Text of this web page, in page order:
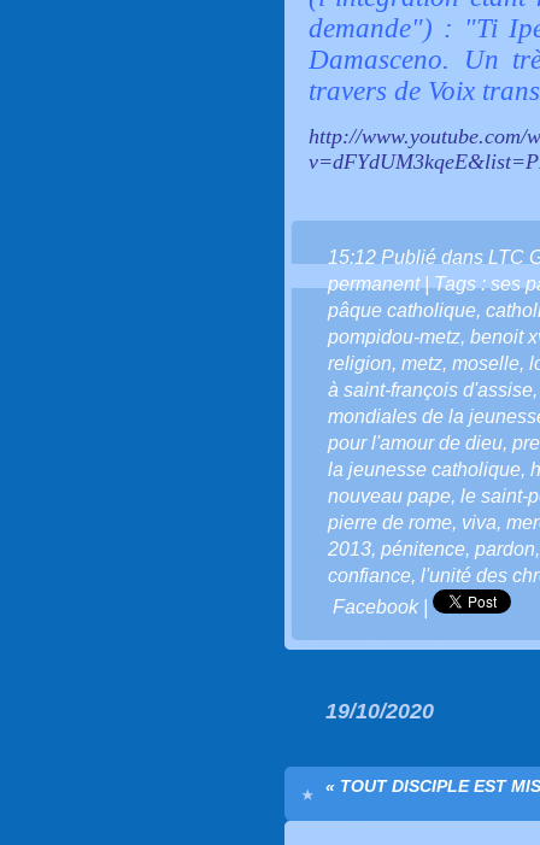
demande") : "Ti
Damasceno. Un
travers de Voix
http://www.youtube.com/
15:12 Publié dans LTC
permanent| Tags :ses
pâque catholique,
pompidou-metz, benoit
religion, metz, moselle,
à saint-françois d'assise
mondiales de la
pour l'amour de dieu,
la jeunesse catholique,
nouveau pape, le saint-
pierre de rome, viva,
2013, pénitence, pardon
confiance, l'unité des
Facebook|
19/10/2020
« TOUT DISCIPLE EST